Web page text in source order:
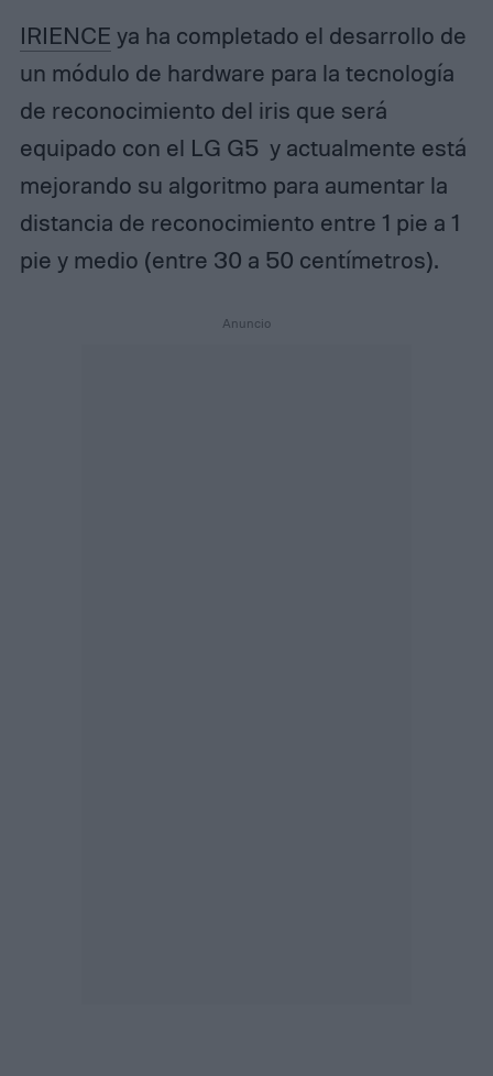
IRIENCE ya ha completado el desarrollo de
un módulo de hardware para la tecnología
de reconocimiento del iris que será
equipado con el LG G5 y actualmente está
mejorando su algoritmo para aumentar la
distancia de reconocimiento entre 1 pie a 1
pie y medio (entre 30 a 50 centímetros).